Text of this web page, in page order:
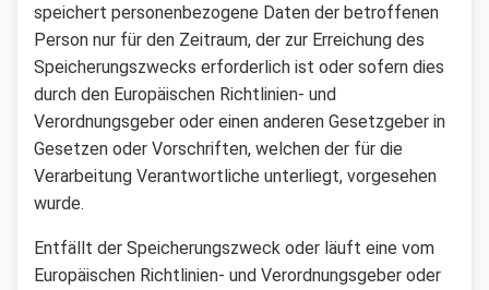
speichert personenbezogene Daten der betroffenen
Person nur für den Zeitraum, der zur Erreichung des
Speicherungszwecks erforderlich ist oder sofern dies
durch den Europäischen Richtlinien- und
Verordnungsgeber oder einen anderen Gesetzgeber in
Gesetzen oder Vorschriften, welchen der für die
Verarbeitung Verantwortliche unterliegt, vorgesehen
wurde.
Entfällt der Speicherungszweck oder läuft eine vom
Europäischen Richtlinien- und Verordnungsgeber oder